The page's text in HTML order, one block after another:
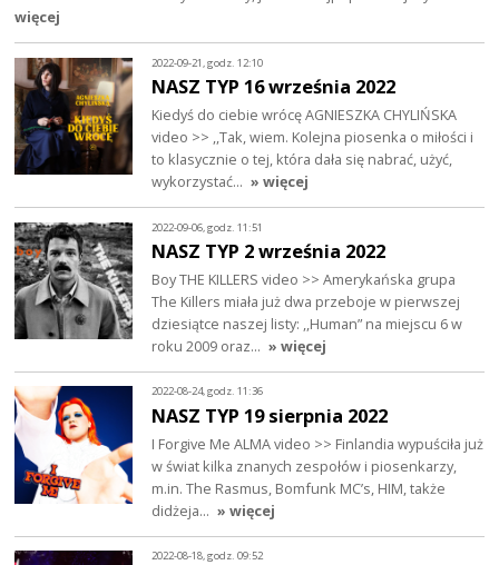
więcej
2022-09-21, godz. 12:10
NASZ TYP 16 września 2022
Kiedyś do ciebie wrócę AGNIESZKA CHYLIŃSKA
video >> ,,Tak, wiem. Kolejna piosenka o miłości i
to klasycznie o tej, która dała się nabrać, użyć,
wykorzystać… » więcej
2022-09-06, godz. 11:51
NASZ TYP 2 września 2022
Boy THE KILLERS video >> Amerykańska grupa
The Killers miała już dwa przeboje w pierwszej
dziesiątce naszej listy: ,,Human” na miejscu 6 w
roku 2009 oraz… » więcej
2022-08-24, godz. 11:36
NASZ TYP 19 sierpnia 2022
I Forgive Me ALMA video >> Finlandia wypuściła już
w świat kilka znanych zespołów i piosenkarzy,
m.in. The Rasmus, Bomfunk MC’s, HIM, także
didżeja… » więcej
2022-08-18, godz. 09:52